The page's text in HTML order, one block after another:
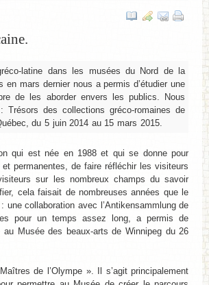
latine dans les musées du Nord de la
en mars dernier nous a permis d’étudier une
de les aborder envers les publics. Nous
Trésors des collections gréco-romaines de
du 5 juin 2014 au 15 mars 2015.
qui est née en 1988 et qui se donne pour
permanentes, de faire réfléchir les visiteurs
sur les nombreux champs du savoir
cela faisait de nombreuses années que le
collaboration avec l’Antikensammlung de
pour un temps assez long, a permis de
Musée des beaux-arts de Winnipeg du 26
de l’Olympe ». Il s’agit principalement